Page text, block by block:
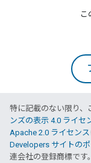
こ
特に記載のない限り、
ンズの表示 4.0 ライセ
Apache 2.0 ライセンス
Developers サイトの
連会社の登録商標です。